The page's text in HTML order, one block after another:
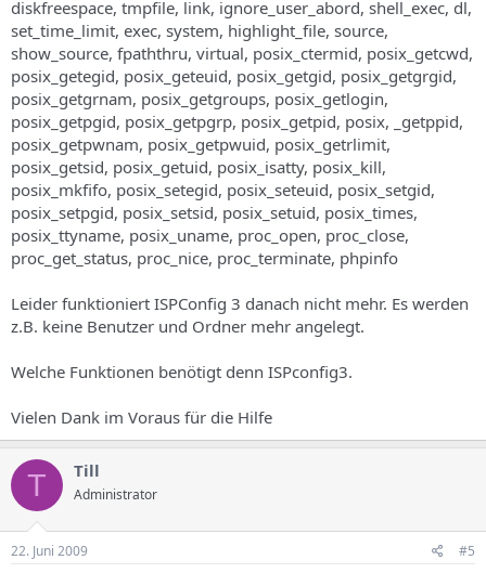
diskfreespace, tmpfile, link, ignore_user_abord, shell_exec, dl,
set_time_limit, exec, system, highlight_file, source,
show_source, fpaththru, virtual, posix_ctermid, posix_getcwd,
posix_getegid, posix_geteuid, posix_getgid, posix_getgrgid,
posix_getgrnam, posix_getgroups, posix_getlogin,
posix_getpgid, posix_getpgrp, posix_getpid, posix, _getppid,
posix_getpwnam, posix_getpwuid, posix_getrlimit,
posix_getsid, posix_getuid, posix_isatty, posix_kill,
posix_mkfifo, posix_setegid, posix_seteuid, posix_setgid,
posix_setpgid, posix_setsid, posix_setuid, posix_times,
posix_ttyname, posix_uname, proc_open, proc_close,
proc_get_status, proc_nice, proc_terminate, phpinfo
Leider funktioniert ISPConfig 3 danach nicht mehr. Es werden
z.B. keine Benutzer und Ordner mehr angelegt.
Welche Funktionen benötigt denn ISPconfig3.
Vielen Dank im Voraus für die Hilfe
T Till
Administrator
22. Juni 2009 #5